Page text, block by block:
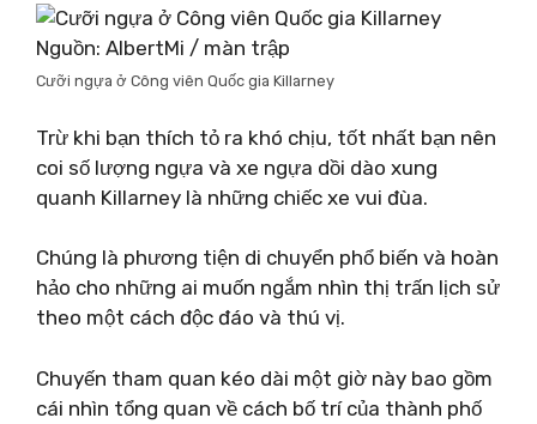
Nguồn: AlbertMi / màn trập
Cưỡi ngựa ở Công viên Quốc gia Killarney
Trừ khi bạn thích tỏ ra khó chịu, tốt nhất bạn nên
coi số lượng ngựa và xe ngựa dồi dào xung
quanh Killarney là những chiếc xe vui đùa.
Chúng là phương tiện di chuyển phổ biến và hoàn
hảo cho những ai muốn ngắm nhìn thị trấn lịch sử
theo một cách độc đáo và thú vị.
Chuyến tham quan kéo dài một giờ này bao gồm
cái nhìn tổng quan về cách bố trí của thành phố